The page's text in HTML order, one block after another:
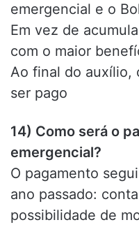
emergencial e o
Em vez de
com o maior
Ao final do auxílio,
ser pago
14) Como será o
emergencial?
O pagamento
ano passado:
possibilidade de